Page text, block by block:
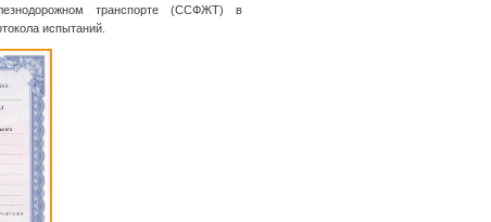
транспорте (ССФЖТ) в
испытаний.